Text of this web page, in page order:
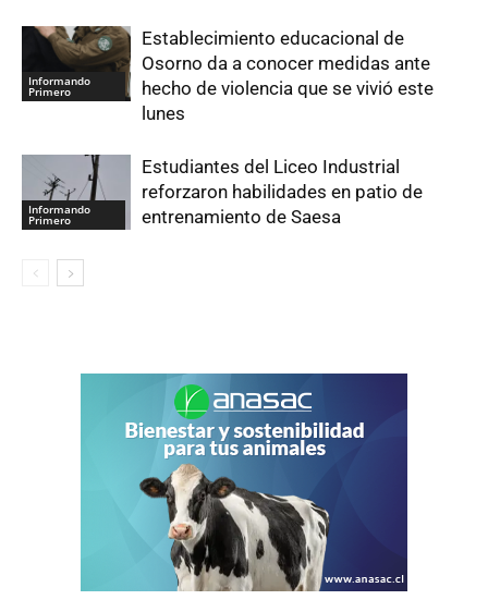
Informando
Primero
Establecimiento educacional de
Osorno da a conocer medidas ante
hecho de violencia que se vivió este
lunes
Informando
Primero
Estudiantes del Liceo Industrial
reforzaron habilidades en patio de
entrenamiento de Saesa